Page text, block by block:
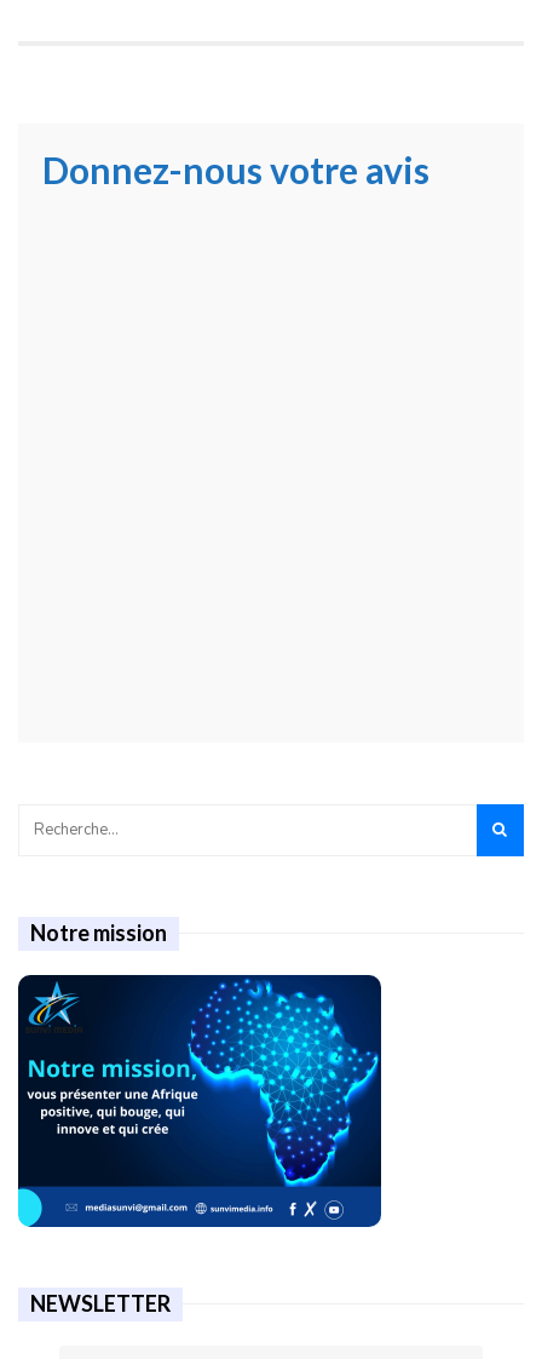
Donnez-nous votre avis
Notre mission
NEWSLETTER